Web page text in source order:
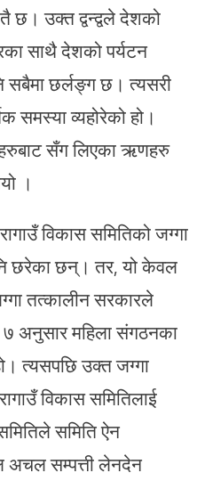
छ। उक्त द्वन्द्वले देशको
साथै देशको पर्यटन
सबैमा छर्लङ्ग छ। त्यसरी
समस्या व्यहोरेको हो।
सँग लिएका ऋणहरु
।
विकास समितिको जग्गा
छरेका छन्। तर, यो केवल
तत्कालीन सरकारले
अनुसार महिला संगठनका
त्यसपछि उक्त जग्गा
विकास समितिलाई
समिति ऐन
अचल सम्पत्ती लेनदेन